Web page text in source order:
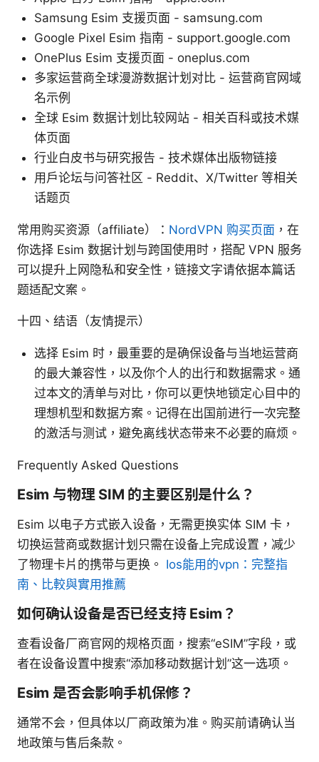
Samsung Esim 支援页面 - samsung.com
Google Pixel Esim 指南 - support.google.com
OnePlus Esim 支援页面 - oneplus.com
多家运营商全球漫游数据计划对比 - 运营商官网域
名示例
全球 Esim 数据计划比较网站 - 相关百科或技术媒
体页面
行业白皮书与研究报告 - 技术媒体出版物链接
用户论坛与问答社区 - Reddit、X/Twitter 等相关
话题页
常用购买资源（affiliate）： NordVPN 购买页面 ，在
你选择 Esim 数据计划与跨国使用时，搭配 VPN 服务
可以提升上网隐私和安全性，链接文字请依据本篇话
题适配文案。
十四、结语（友情提示）
选择 Esim 时，最重要的是确保设备与当地运营商
的最大兼容性，以及你个人的出行和数据需求。通
过本文的清单与对比，你可以更快地锁定心目中的
理想机型和数据方案。记得在出国前进行一次完整
的激活与测试，避免离线状态带来不必要的麻烦。
Frequently Asked Questions
Esim 与物理 SIM 的主要区别是什么？
Esim 以电子方式嵌入设备，无需更换实体 SIM 卡，
切换运营商或数据计划只需在设备上完成设置，减少
了物理卡片的携带与更换。 Ios能用的vpn：完整指
南、比較與實用推薦
如何确认设备是否已经支持 Esim？
查看设备厂商官网的规格页面，搜索“eSIM”字段，或
者在设备设置中搜索“添加移动数据计划”这一选项。
Esim 是否会影响手机保修？
通常不会，但具体以厂商政策为准。购买前请确认当
地政策与售后条款。